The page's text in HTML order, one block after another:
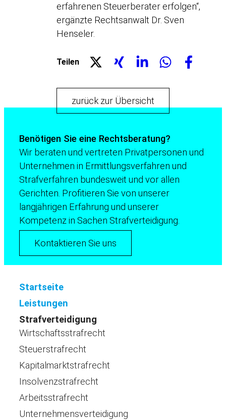
erfahrenen Steuerberater erfolgen“,
ergänzte Rechtsanwalt Dr. Sven
Henseler.
Teilen
zurück zur Übersicht
Benötigen Sie eine Rechtsberatung?
Wir beraten und vertreten Privatpersonen und
Unternehmen in Ermittlungsverfahren und
Strafverfahren bundesweit und vor allen
Gerichten. Profitieren Sie von unserer
langjährigen Erfahrung und unserer
Kompetenz in Sachen Strafverteidigung.
Kontaktieren Sie uns
Startseite
Leistungen
Strafverteidigung
Wirtschaftsstrafrecht
Steuerstrafrecht
Kapitalmarktstrafrecht
Insolvenzstrafrecht
Arbeitsstrafrecht
Unternehmensverteidigung